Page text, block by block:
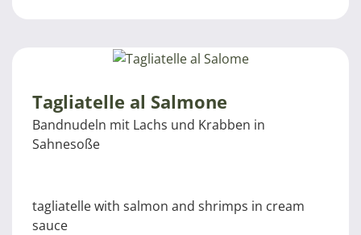
Tagliatelle al Salmone
Bandnudeln mit Lachs und Krabben in
Sahnesoße
tagliatelle with salmon and shrimps in cream
sauce